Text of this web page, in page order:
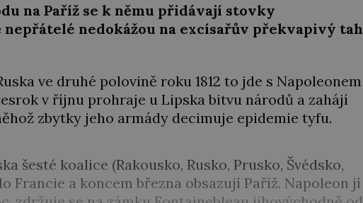
na Paříž se k němu přidávají stovky
nedokážou na excísařův překvapivý tah
ve druhé polovině roku 1812 to jde s Napoleonem
v říjnu prohraje u Lipska bitvu národů a zahájí
zbytky jeho armády decimuje epidemie tyfu.
šesté koalice (Rakousko, Rusko, Prusko, Švédsko,
Francie a koncem března obsazují Paříž. Napoleon jí